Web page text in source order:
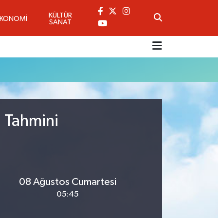
KÜLTÜR
SANAT
Tahmini
08 Ağustos Cumartesi
05:45